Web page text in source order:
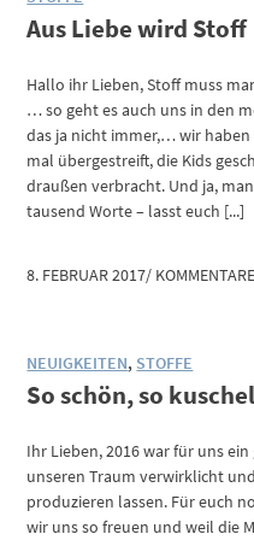
Aus Liebe wird Stoff
Hallo ihr Lieben, Stoff muss
… so geht es auch uns in den
das ja nicht immer,… wir
mal übergestreift, die Kids
draußen verbracht. Und ja,
tausend Worte – lasst euch [...]
8. FEBRUAR 2017/
NEUIGKEITEN, STOFFE
So schön, so
Ihr Lieben, 2016 war für uns
unseren Traum verwirklicht
produzieren lassen. Für euch
wir uns so freuen und weil die